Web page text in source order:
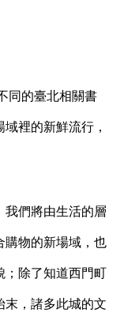
同的臺北相關書
裡的新鮮流行，
我們將由生活的層
購物的新場域，也
；除了知道西門町
末，諸多此城的文